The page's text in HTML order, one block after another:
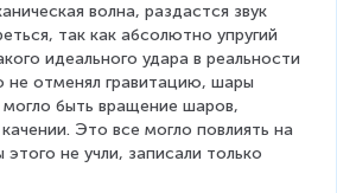
волна, раздастся звук
так как абсолютно упругий
идеального удара в реальности
отменял гравитацию, шары
быть вращение шаров,
Это все могло повлиять на
не учли, записали только